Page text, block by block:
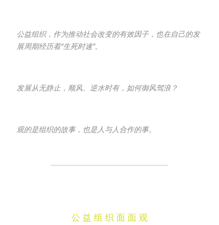
公益组织，作为推动社会改变的有效因子，也在自己的发
展周期经历着“生死时速”。
发展从无静止，顺风、逆水时有，如何御风驾浪？
观的是组织的故事，也是人与人合作的事。
公 益 组 织 面 面 观